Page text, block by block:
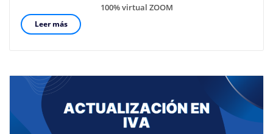
100% virtual ZOOM
Leer más